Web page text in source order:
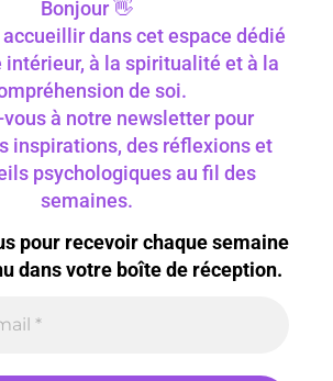
Bonjour 👋
accueillir dans cet espace dédié
intérieur, à la spiritualité et à la
de soi.
à notre newsletter pour
inspirations, des réflexions et
psychologiques au fil des
semaines.
pour recevoir chaque semaine
dans votre boîte de réception.